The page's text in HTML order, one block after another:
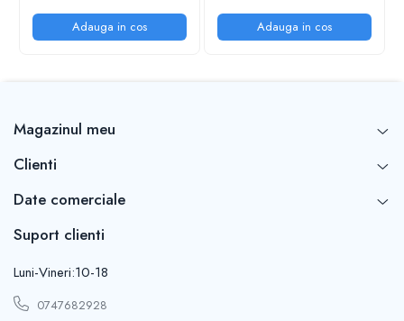
Adauga in cos Adauga in cos
Magazinul meu
Clienti
Date comerciale
Suport clienti
Luni-Vineri:10-18
0747682928